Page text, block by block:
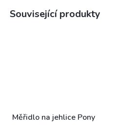
Související produkty
Měřidlo na jehlice Pony